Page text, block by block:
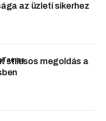
az üzleti sikerhez
stílusos megoldás a